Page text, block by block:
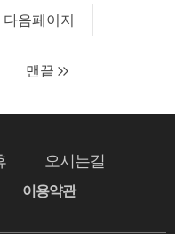
다음페이지
맨끝
오시는길
이용약관